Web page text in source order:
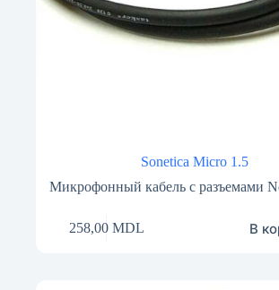
Sonetica Micro 1.5
Микрофонный кабель с разъемами
258,00 MDL В